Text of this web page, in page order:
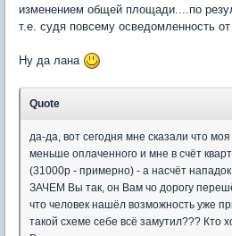
изменением общей площади....по
т.е. судя повсему осведомленность
Ну да лана
Quote
да-да, вот сегодня мне сказали что
меньше оплаченного и мне в счёт
(31000р - примерно) - а насчёт
ЗАЧЕМ Вы так, он Вам чо дорогу
что человек нашёл возможность уже
такой схеме себе всё замутил??? Кто